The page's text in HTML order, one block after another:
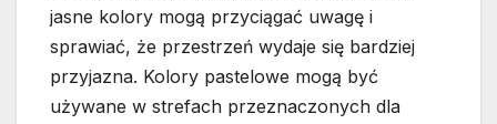
jasne kolory mogą przyciągać uwagę i
sprawiać, że przestrzeń wydaje się bardziej
przyjazna. Kolory pastelowe mogą być
używane w strefach przeznaczonych dla